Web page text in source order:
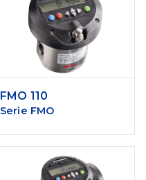
FMO 110
Serie FMO